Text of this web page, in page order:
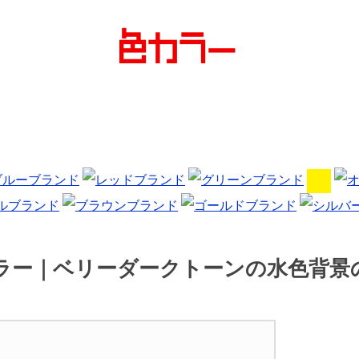
ー｜ベリーダークトーンの水色背景